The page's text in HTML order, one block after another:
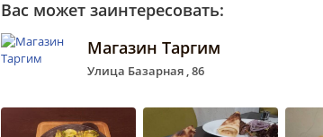
Вас может заинтересовать:
Магазин Таргим
Улица Базарная , 86